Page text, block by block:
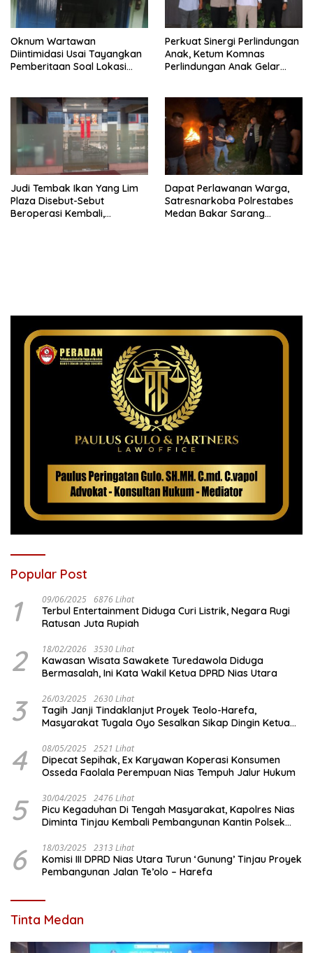
Oknum Wartawan
Diintimidasi Usai Tayangkan
Pemberitaan Soal Lokasi
Perkuat Sinergi Perlindungan
Anak, Ketum Komnas
Perlindungan Anak Gelar
Judi Tembak Ikan Yang Lim
Plaza Disebut-Sebut
Beroperasi Kembali,
Dapat Perlawanan Warga,
Satresnarkoba Polrestabes
Medan Bakar Sarang
Popular Post
1 09/06/2025 6876 Lihat
Terbul Entertainment Diduga Curi Listrik, Negara Rugi
Ratusan Juta Rupiah
2 18/02/2026 3530 Lihat
Kawasan Wisata Sawakete Turedawola Diduga
Bermasalah, Ini Kata Wakil Ketua DPRD Nias Utara
3 26/03/2025 2630 Lihat
Tagih Janji Tindaklanjut Proyek Teolo-Harefa,
Masyarakat Tugala Oyo Sesalkan Sikap Dingin Ketua
4 08/05/2025 2521 Lihat
Dipecat Sepihak, Ex Karyawan Koperasi Konsumen
Osseda Faolala Perempuan Nias Tempuh Jalur Hukum
5 30/04/2025 2476 Lihat
Picu Kegaduhan Di Tengah Masyarakat, Kapolres Nias
Diminta Tinjau Kembali Pembangunan Kantin Polsek
6 18/03/2025 2313 Lihat
Komisi III DPRD Nias Utara Turun ‘Gunung’ Tinjau Proyek
Pembangunan Jalan Te’olo – Harefa
Tinta Medan